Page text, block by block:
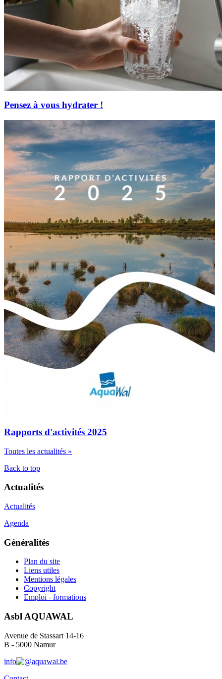
Pensez à vous hydrater !
Rapports d'activités 2025
Toutes les actualités »
Back to top
Actualités
Actualités
Agenda
Généralités
Plan du site
Liens utiles
Mentions légales
Copyright
Emploi - formations
Asbl AQUAWAL
Avenue de Stassart 14-16
B - 5000 Namur
info
aquawal.be